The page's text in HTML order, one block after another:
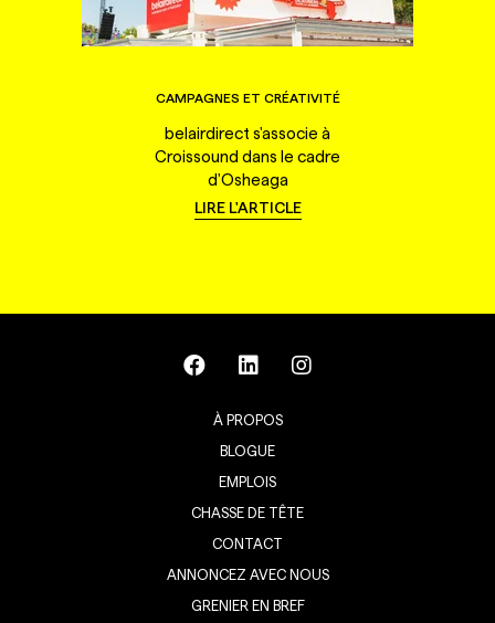
CAMPAGNES ET CRÉATIVITÉ
belairdirect s'associe à
Croissound dans le cadre
d'Osheaga
LIRE L'ARTICLE
À PROPOS
BLOGUE
EMPLOIS
CHASSE DE TÊTE
CONTACT
ANNONCEZ AVEC NOUS
GRENIER EN BREF